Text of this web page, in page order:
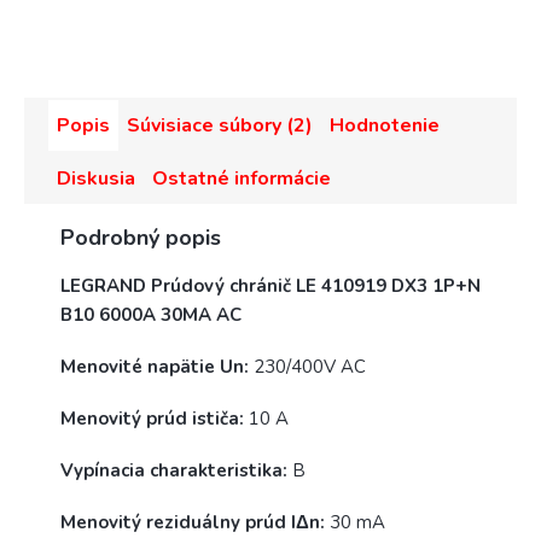
Popis Súvisiace súbory (2)
Hodnotenie
Diskusia
Ostatné informácie
Podrobný popis
LEGRAND Prúdový chránič LE 410919 DX3 1P+N
B10 6000A 30MA AC
Menovité napätie Un: 230/400V AC
Menovitý prúd ističa: 10 A
Vypínacia charakteristika: B
Menovitý reziduálny prúd IΔn: 30 mA